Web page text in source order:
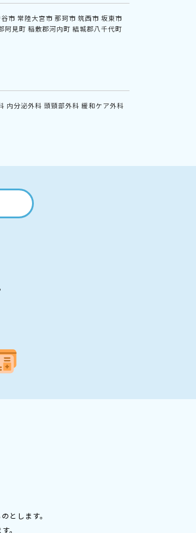
市 常陸大宮市 那珂市 筑西市 坂東市
阿見町 稲敷郡河内町 結城郡八千代町
内分泌外科 頭頸部外科 緩和ケア外科
とします。
。